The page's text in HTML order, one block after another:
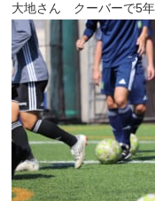
大地さん クーバーで5